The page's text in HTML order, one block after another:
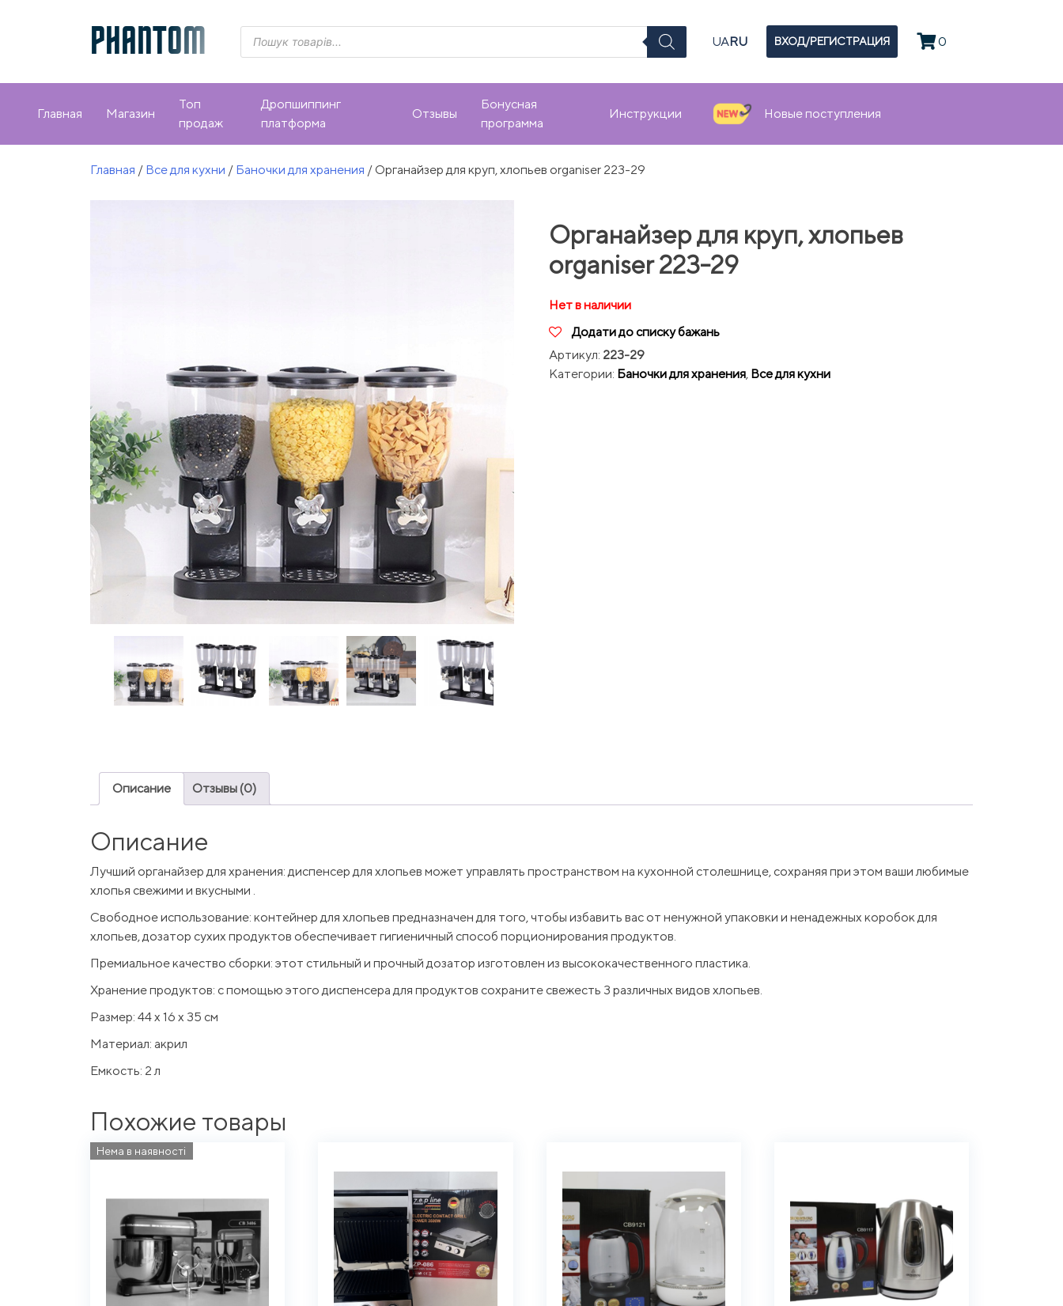
PHANTOM
Поиск
товаров
UARU ВХОД/РЕГИСТРАЦИЯ 0
Главная Магазин
Топ
продаж
Дропшиппинг
платформа
Отзывы
Бонусная
программа
Инструкции Новые поступления
Главная / Все для кухни / Баночки для хранения / Органайзер для круп, хлопьев organiser 223-29
Органайзер для круп, хлопьев
organiser 223-29
Нет в наличии
Додати до списку бажань
Артикул: 223-29
Категории: Баночки для хранения, Все для кухни
Описание Отзывы (0)
Описание
Лучший органайзер для хранения: диспенсер для хлопьев может управлять пространством на кухонной столешнице, сохраняя при этом ваши любимые
хлопья свежими и вкусными .
Свободное использование: контейнер для хлопьев предназначен для того, чтобы избавить вас от ненужной упаковки и ненадежных коробок для
хлопьев, дозатор сухих продуктов обеспечивает гигиеничный способ порционирования продуктов.
Премиальное качество сборки: этот стильный и прочный дозатор изготовлен из высококачественного пластика.
Хранение продуктов: с помощью этого диспенсера для продуктов сохраните свежесть 3 различных видов хлопьев.
Размер: 44 х 16 х 35 см
Материал: акрил
Емкость: 2 л
Похожие товары
Нема в наявності